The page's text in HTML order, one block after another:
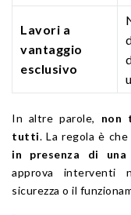
Lavori a
vantaggio
esclusivo
In altre parole, non
tutti. La regola è
in presenza di una
approva interventi
sicurezza o il